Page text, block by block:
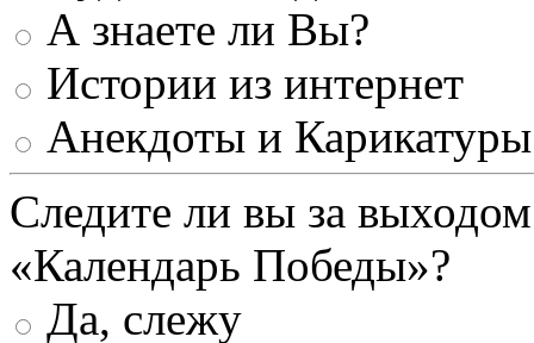
А знаете ли Вы?
Истории из интернет
Анекдоты и Карикатуры
Следите ли вы за
«Календарь Победы»?
Да, слежу